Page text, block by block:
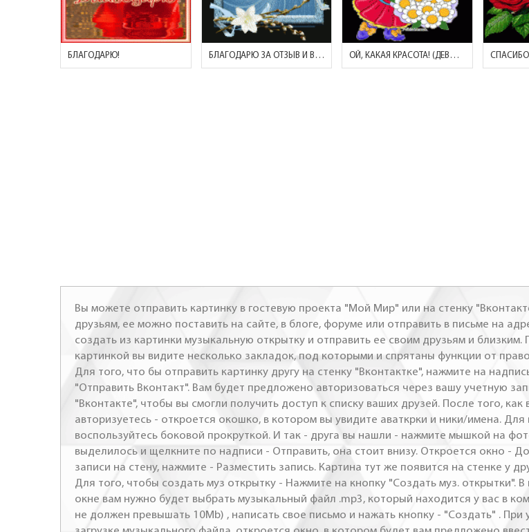
БЛАГОДАРЮ! БЛАГОДАРЮ ЗА ОТЗЫВ И ВНИМАНИЕ! ОЙ, КАКАЯ КРАСОТА! (ДЕВОЧКА С БУКЕТОМ РОМАШЕК)
Вы можете отправить картинку в гостевую проекта "Мой Мир" или на стенку
друзьям, ее можно поставить на сайте, в блоге, форуме или отправить в письме на
создать из картинки музыкальную открытку и отправить ее своим друзьям и близким.
картинкой вы видите несколько закладок, под которыми и спрятаны функции от
Для того, что бы отправить картинку другу на стенку "Вконтактке", нажмите на
"Отправить Вконтакт". Вам будет предложено авторизоваться через вашу учетную
"Вконтакте", чтобы вы смогли получить доступ к списку ваших друзей. После того, как
авторизуетесь - откроется окошко, в котором вы увидите аваткрки и ники/имена. Для
воспользуйтесь боковой прокруткой. И так - друга вы нашли - нажмите мышкой на
выделилось и щелкните по надписи - Отправить, она стоит внизу. Откроется окно -
записи на стену, нажмите - Разместить запись. Картина тут же появится на стенке у
Для того, чтобы создать муз открытку - Нажмите на кнопку "Создать муз. открытки".
окне вам нужно будет выбрать музыкальный файл .mp3, который находится у вас в
не должен превышать 10Mb) , написать свое письмо и нажать кнопку - "Создать" . При